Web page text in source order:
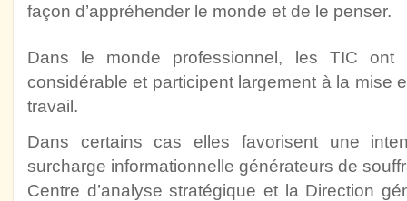
façon d’appréhender le monde et de le penser.
Dans le monde professionnel, les TIC ont
considérable et participent largement à la mise
travail.
Dans certains cas elles favorisent une
surcharge informationnelle générateurs de
Centre d’analyse stratégique et la Direction